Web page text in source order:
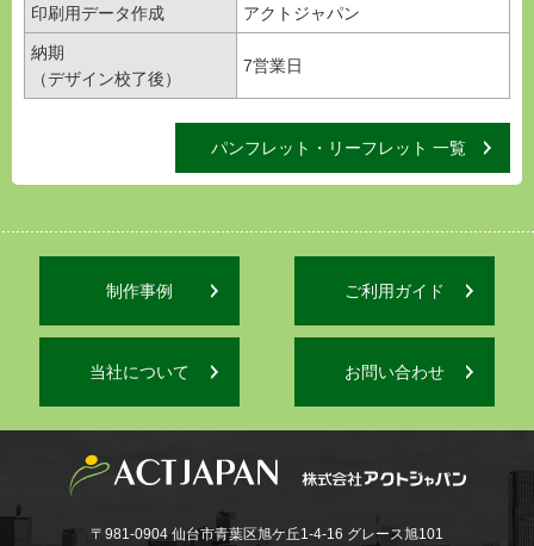
印刷用データ作成 アクトジャパン
納期
（デザイン校了後）
7営業日
パンフレット・リーフレット 一覧
制作事例 ご利用ガイド
当社について お問い合わせ
〒981-0904 仙台市青葉区旭ケ丘1-4-16 グレース旭101